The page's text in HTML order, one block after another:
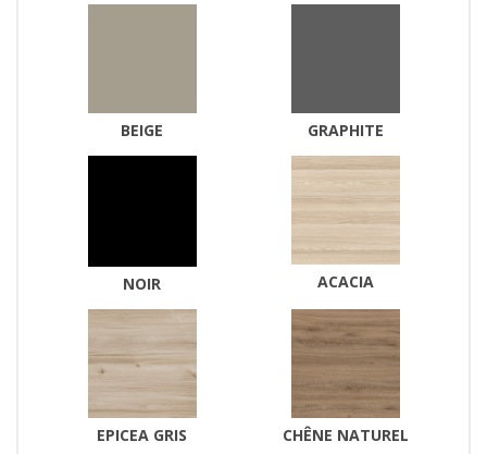
BEIGE GRAPHITE
NOIR ACACIA
EPICEA GRIS CHÊNE NATUREL